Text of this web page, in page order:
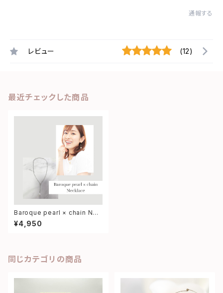
通報する
レビュー (12)
最近チェックした商品
Baroque pearl × chain Nec
klace
¥4,950
同じカテゴリの商品